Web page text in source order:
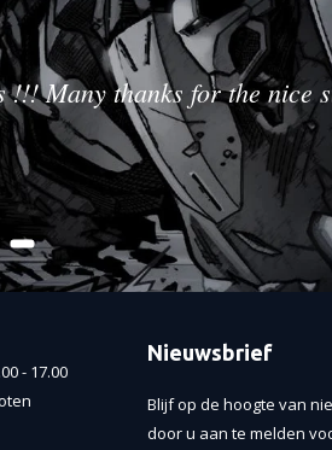
Many thanks for the nice
- 17.00
Nieuwsbrief
Blijf op de hoogte van
door u aan te melden